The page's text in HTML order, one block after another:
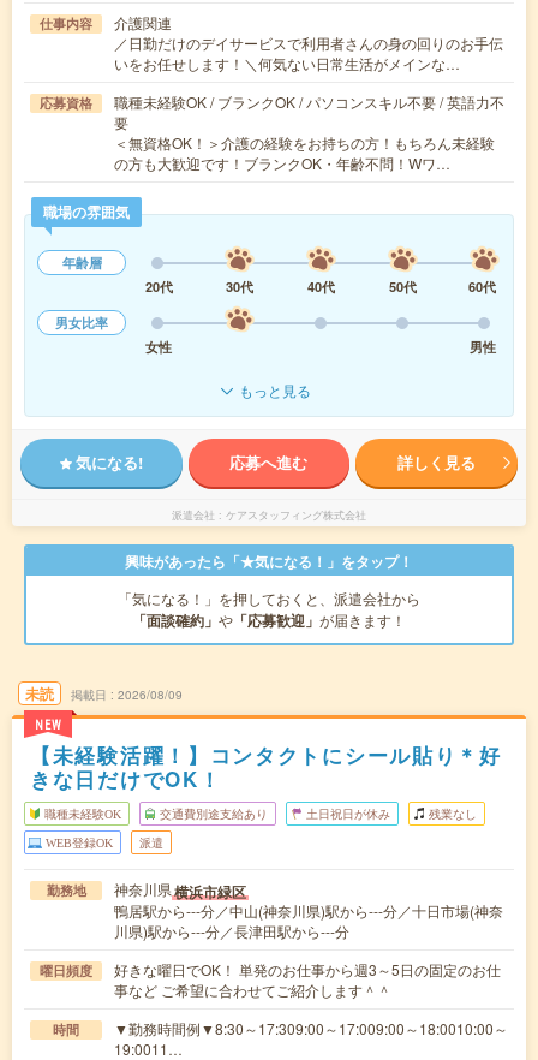
仕事内容
介護関連
／日勤だけのデイサービスで利用者さんの身の回りのお手伝
いをお任せします！＼何気ない日常生活がメインな…
応募資格
職種未経験OK / ブランクOK / パソコンスキル不要 / 英語力不
要
＜無資格OK！＞介護の経験をお持ちの方！もちろん未経験
の方も大歓迎です！ブランクOK・年齢不問！Wワ…
職場の雰囲気
年齢層
20代
30代 40代 50代
60代
男女比率
女性
男性
もっと見る
気になる! 応募へ進む 詳しく見る
派遣会社 ケアスタッフィング株式会社
興味があったら「★気になる！」をタップ！
「気になる！」を押しておくと、派遣会社から
「面談確約」 や 「応募歓迎」 が届きます！
未読
NEW
掲載日 2026/08/09
【未経験活躍！】コンタクトにシール貼り＊好
きな日だけでOK！
職種未経験OK 交通費別途支給あり 土日祝日が休み 残業なし
WEB登録OK 派遣
勤務地 神奈川県横浜市緑区
鴨居駅から---分／中山(神奈川県)駅から---分／十日市場(神奈
川県)駅から---分／長津田駅から---分
曜日頻度
好きな曜日でOK！ 単発のお仕事から週3～5日の固定のお仕
事など ご希望に合わせてご紹介します＾＾
時間
▼勤務時間例▼8:30～17:309:00～17:009:00～18:0010:00～
19:0011…